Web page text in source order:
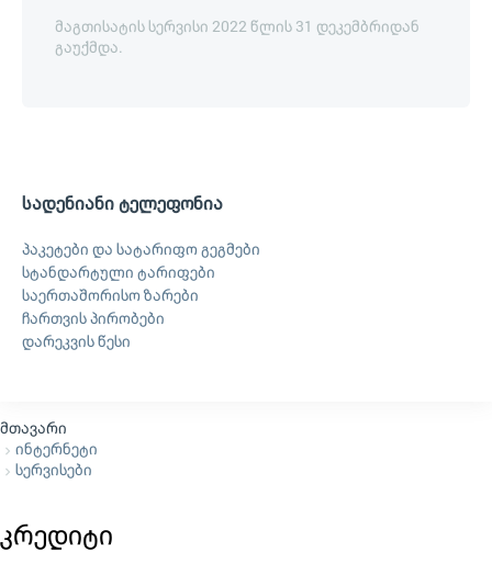
მაგთისატის სერვისი 2022 წლის 31 დეკემბრიდან
გაუქმდა.
სადენიანი ტელეფონია
პაკეტები და სატარიფო გეგმები
სტანდარტული ტარიფები
საერთაშორისო ზარები
ჩართვის პირობები
დარეკვის წესი
მთავარი
ინტერნეტი
სერვისები
კრედიტი